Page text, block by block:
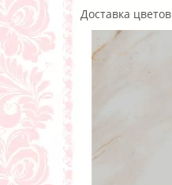
Доставка цветов